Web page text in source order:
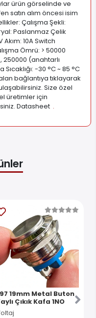
ürün görselinde ve
satın alım öncesi isim
Çalışma Şekli:
Paslanmaz Çelik
10A Switch
Ömrü: > 50000
250000 (anahtarlı
-30 °C ~ 85 °C
bağlantıya tıklayarak
Size özel
üretimler için
Datasheet .
19mm Metal Buton
Çıkık Kafa 1NO